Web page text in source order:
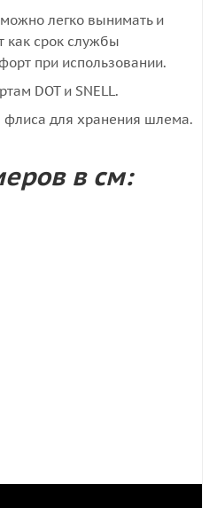
легко вынимать и
как срок службы
при использовании.
DOT и SNELL.
флиса для хранения шлема.
в см: